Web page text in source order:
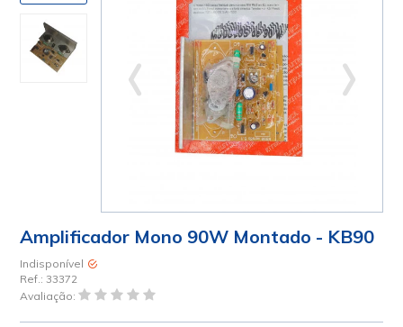
Amplificador Mono 90W Montado - KB90
Indisponível
Ref.:33372
Avaliação: